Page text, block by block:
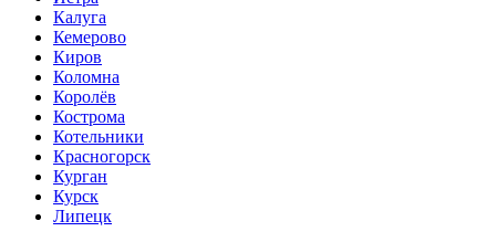
Калуга
Кемерово
Киров
Коломна
Королёв
Кострома
Котельники
Красногорск
Курган
Курск
Липецк